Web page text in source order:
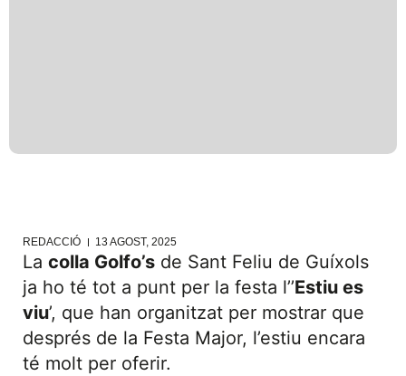
REDACCIÓ 13 AGOST, 2025
La colla Golfo’s de Sant Feliu de Guíxols
ja ho té tot a punt per la festa l’’Estiu es
viu’, que han organitzat per mostrar que
després de la Festa Major, l’estiu encara
té molt per oferir.